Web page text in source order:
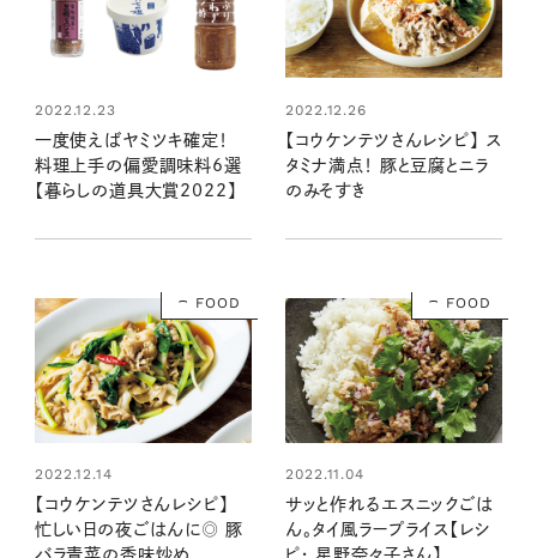
2022.12.23
一度使えばヤミツキ確定！
料理上手の偏愛調味料6選
【暮らしの道具大賞2022】
2022.12.26
【コウケンテツさんレシピ】 ス
タミナ満点！ 豚と豆腐とニラ
のみそすき
FOOD
2022.12.14
【コウケンテツさんレシピ】
忙しい日の夜ごはんに◎ 豚
FOOD
2022.11.04
サッと作れるエスニックごは
ん。タイ風ラープライス【レシ